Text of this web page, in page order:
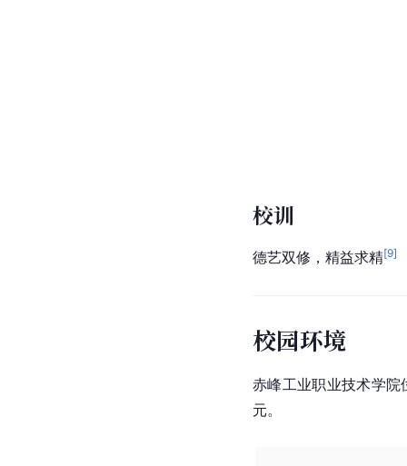
校训
德艺双修，精益求精[9]
校园环境
赤峰工业职业技术学院
元。